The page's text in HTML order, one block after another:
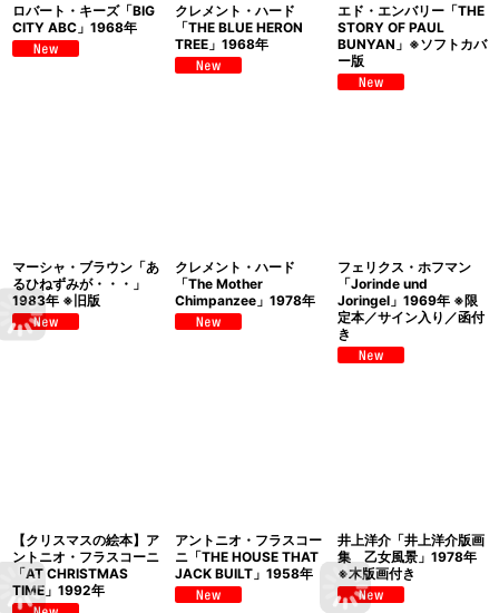
ロバート・キーズ「BIG
CITY ABC」1968年
クレメント・ハード
「THE BLUE HERON
TREE」1968年
エド・エンバリー「THE
STORY OF PAUL
BUNYAN」※ソフトカバ
ー版
マーシャ・ブラウン「あ
るひねずみが・・・」
1983年 ※旧版
クレメント・ハード
「The Mother
Chimpanzee」1978年
フェリクス・ホフマン
「Jorinde und
Joringel」1969年 ※限
定本／サイン入り／函付
き
【クリスマスの絵本】ア
ントニオ・フラスコーニ
「AT CHRISTMAS
TIME」1992年
アントニオ・フラスコー
ニ「THE HOUSE THAT
JACK BUILT」1958年
井上洋介「井上洋介版画
集 乙女風景」1978年
※木版画付き